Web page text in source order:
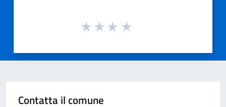
Contatta il comune